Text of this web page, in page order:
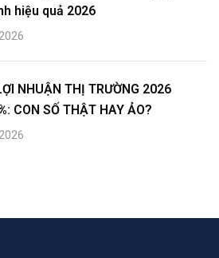
hiệu quả 2026
NHUẬN THỊ TRƯỜNG 2026
CON SỐ THẬT HAY ẢO?